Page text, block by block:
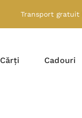
Transport gratuit
Cărți Cadouri